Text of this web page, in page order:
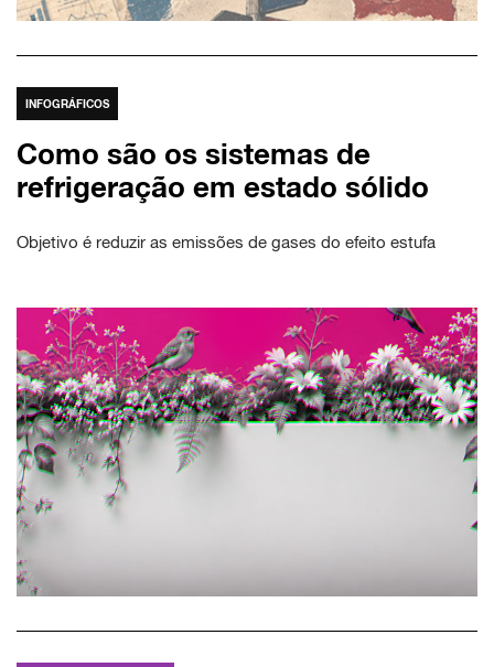
INFOGRÁFICOS
Como são os sistemas de
refrigeração em estado sólido
Objetivo é reduzir as emissões de gases do efeito estufa